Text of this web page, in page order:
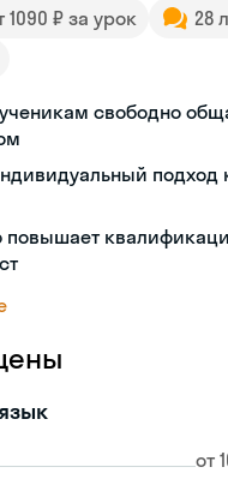
1090 ₽ за урок
28
свободно
повышает
от